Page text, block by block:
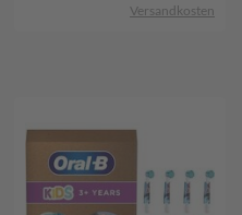
Versandkosten